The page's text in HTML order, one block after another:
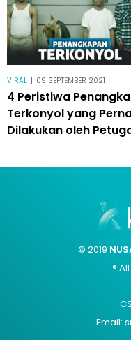
VIRAL | 09 SEPTEMBER 2021
4 Peristiwa
Terkonyol yang
Dilakukan oleh
© 2019
®
Email: